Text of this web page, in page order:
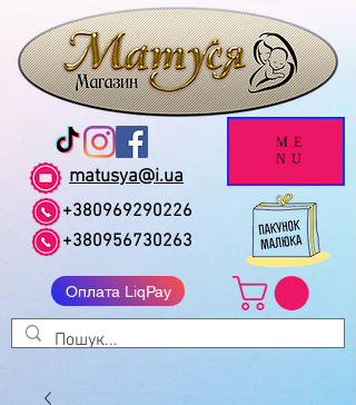
matusya@i.ua
+380969290226
+380956730263
Оплата LiqPay
ME
NU